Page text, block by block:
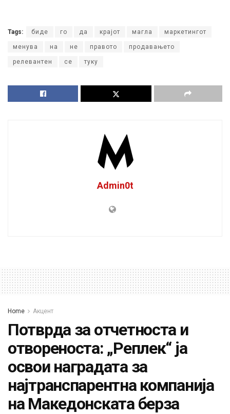
Tags: биде го да крајот магла маркетингот
менува на не правото продавањето
релевантен се туку
Admin0t
Home Акцент
Потврда за отчетноста и
отвореноста: „Реплек“ ја
освои наградата за
најтранспарентна компанија
на Македонската берза